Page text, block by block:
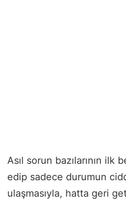
Asıl sorun bazılarının ilk
edip sadece durumun
ulaşmasıyla, hatta geri